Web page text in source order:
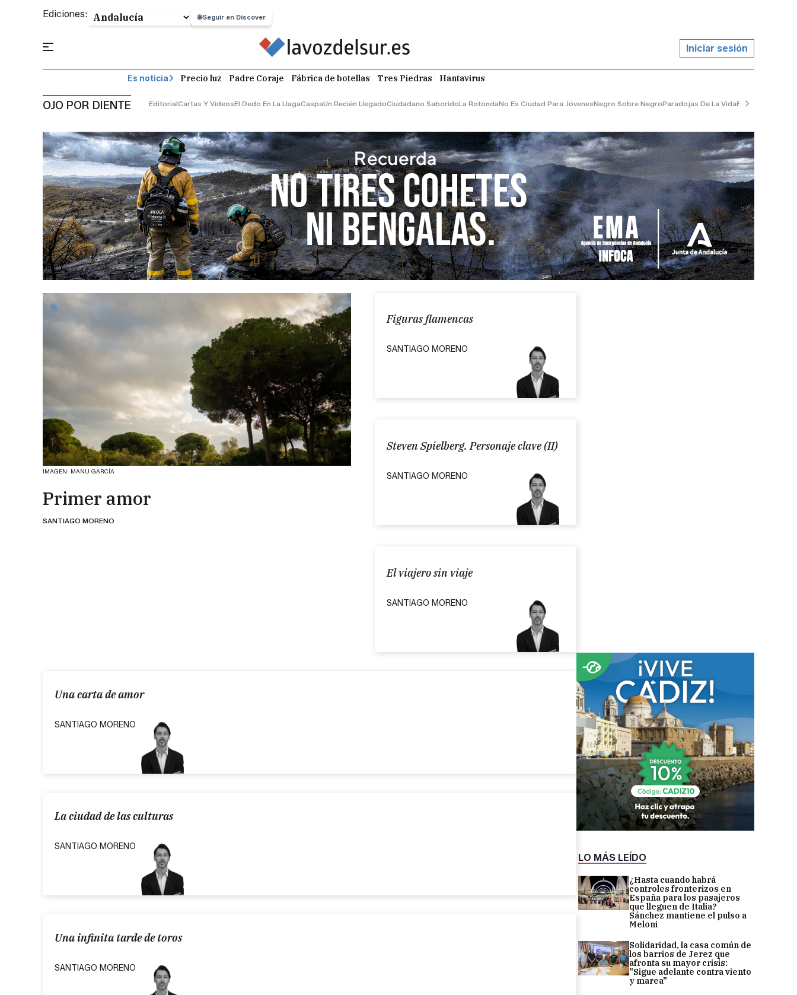
Ediciones: Seguir en Discover
Iniciar sesión
Es noticia Precio luz Padre Coraje Fábrica de botellas Tres Piedras Hantavirus
OJO POR DIENTE EditorialCartas Y VídeosEl Dedo En La LlagaCaspaUn Recién LlegadoCiudadano SaboridoLa RotondaNo Es Ciudad Para JóvenesNegro Sobre NegroParadojas De La VidaEl Jardinero
IMAGEN: MANU GARCÍA
Primer amor
SANTIAGO MORENO
Figuras flamencas
SANTIAGO MORENO
Steven Spielberg. Personaje clave (II)
SANTIAGO MORENO
El viajero sin viaje
SANTIAGO MORENO
Una carta de amor
SANTIAGO MORENO
La ciudad de las culturas
SANTIAGO MORENO
Una infinita tarde de toros
SANTIAGO MORENO
LO MÁS LEÍDO
¿Hasta cuando habrá
controles fronterizos en
España para los pasajeros
que lleguen de Italia?
Sánchez mantiene el pulso a
Meloni
Solidaridad, la casa común de
los barrios de Jerez que
afronta su mayor crisis:
"Sigue adelante contra viento
y marea"